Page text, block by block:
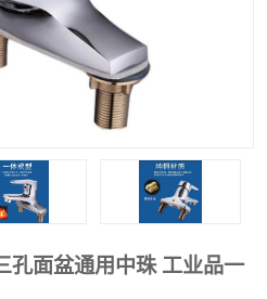
孔面盆通用中珠 工业品一